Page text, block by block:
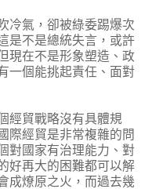
冷氣，卻被綠委踢爆次
是不是總統失言，或許
現在不是形象塑造、政
一個能挑起責任、面對
經貿戰略沒有具體規
際經貿是非常複雜的問
對國家有治理能力、對
好再大的困難都可以解
成燎原之火，而過去幾